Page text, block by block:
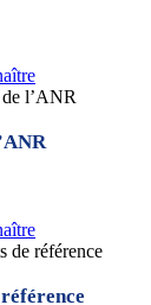
l’ANR
de référence